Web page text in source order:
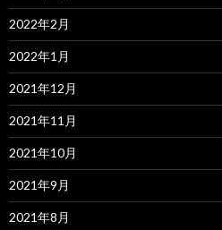
2022年2月
2022年1月
2021年12月
2021年11月
2021年10月
2021年9月
2021年8月